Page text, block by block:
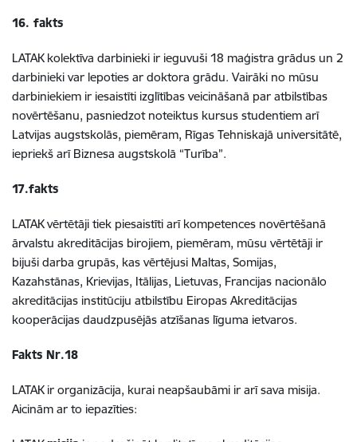
16. fakts
LATAK kolektīva darbinieki ir ieguvuši 18 maģistra grādus un 2
darbinieki var lepoties ar doktora grādu. Vairāki no mūsu
darbiniekiem ir iesaistīti izglītības veicināšanā par atbilstības
novērtēšanu, pasniedzot noteiktus kursus studentiem arī
Latvijas augstskolās, piemēram, Rīgas Tehniskajā universitātē,
iepriekš arī Biznesa augstskolā “Turība”.
17.fakts
LATAK vērtētāji tiek piesaistīti arī kompetences novērtēšanā
ārvalstu akreditācijas birojiem, piemēram, mūsu vērtētāji ir
bijuši darba grupās, kas vērtējusi Maltas, Somijas,
Kazahstānas, Krievijas, Itālijas, Lietuvas, Francijas nacionālo
akreditācijas institūciju atbilstību Eiropas Akreditācijas
kooperācijas daudzpusējās atzīšanas līguma ietvaros.
Fakts Nr.18
LATAK ir organizācija, kurai neapšaubāmi ir arī sava misija.
Aicinām ar to iepazīties: